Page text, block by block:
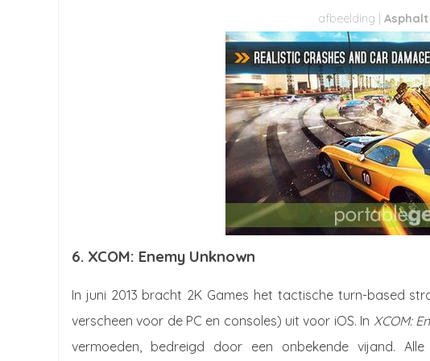
Asphalt
6. XCOM: Enemy Unknown
In juni 2013 bracht 2K Games het tactische turn-based
verscheen voor de PC en consoles) uit voor iOS. In XCOM:
vermoeden, bedreigd door een onbekende vijand.